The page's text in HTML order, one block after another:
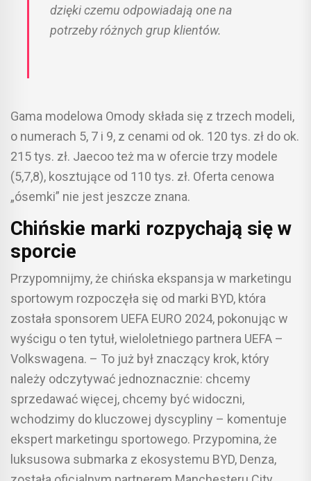
dzięki czemu odpowiadają one na
potrzeby różnych grup klientów.
Gama modelowa Omody składa się z trzech modeli,
o numerach 5, 7 i 9, z cenami od ok. 120 tys. zł do ok.
215 tys. zł. Jaecoo też ma w ofercie trzy modele
(5,7,8), kosztujące od 110 tys. zł. Oferta cenowa
„ósemki” nie jest jeszcze znana.
Chińskie marki rozpychają się w
sporcie
Przypomnijmy, że chińska ekspansja w marketingu
sportowym rozpoczęła się od marki BYD, która
została sponsorem UEFA EURO 2024, pokonując w
wyścigu o ten tytuł, wieloletniego partnera UEFA –
Volkswagena. – To już był znaczący krok, który
należy odczytywać jednoznacznie: chcemy
sprzedawać więcej, chcemy być widoczni,
wchodzimy do kluczowej dyscypliny – komentuje
ekspert marketingu sportowego. Przypomina, że
luksusowa submarka z ekosystemu BYD, Denza,